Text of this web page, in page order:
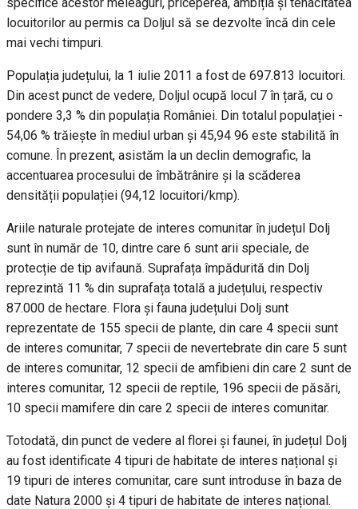
locuitorilor au permis ca Doljul să se dezvolte încă din cele
mai vechi timpuri.
Populația județului, la 1 iulie 2011 a fost de 697.813 locuitori.
Din acest punct de vedere, Doljul ocupă locul 7 în țară, cu o
pondere 3,3 % din populația României. Din totalul populației -
54,06 % trăiește în mediul urban și 45,94 96 este stabilită în
comune. În prezent, asistăm la un declin demografic, la
accentuarea procesului de îmbătrânire și la scăderea
densității populației (94,12 locuitori/kmp).
Ariile naturale protejate de interes comunitar în județul Dolj
sunt în număr de 10, dintre care 6 sunt arii speciale, de
protecție de tip avifaună. Suprafața împădurită din Dolj
reprezintă 11 % din suprafața totală a județului, respectiv
87.000 de hectare. Flora și fauna județului Dolj sunt
reprezentate de 155 specii de plante, din care 4 specii sunt
de interes comunitar, 7 specii de nevertebrate din care 5 sunt
de interes comunitar, 12 specii de amfibieni din care 2 sunt de
interes comunitar, 12 specii de reptile, 196 specii de păsări,
10 specii mamifere din care 2 specii de interes comunitar.
Totodată, din punct de vedere al florei și faunei, în județul Dolj
au fost identificate 4 tipuri de habitate de interes național și
19 tipuri de interes comunitar, care sunt introduse în baza de
date Natura 2000 și 4 tipuri de habitate de interes național.